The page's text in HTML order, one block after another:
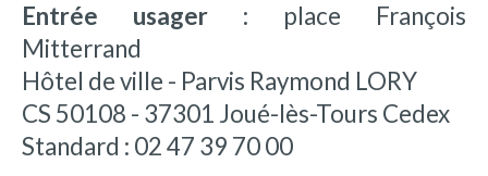
Entrée usager : place François
Mitterrand
Hôtel de ville - Parvis Raymond LORY
CS 50108 - 37301 Joué-lès-Tours Cedex
Standard : 02 47 39 70 00